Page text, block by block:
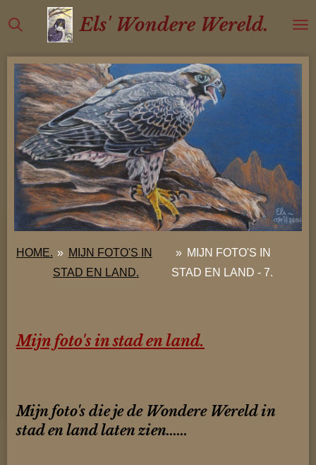
Ga
direct
naar
de
hoofdinhoud
Els' Wondere Wereld.
HOME. » MIJN FOTO'S IN
STAD EN LAND.
» MIJN FOTO'S IN
STAD EN LAND - 7.
Mijn foto's in stad en land.
Mijn foto's die je de Wondere Wereld in
stad en land laten zien......